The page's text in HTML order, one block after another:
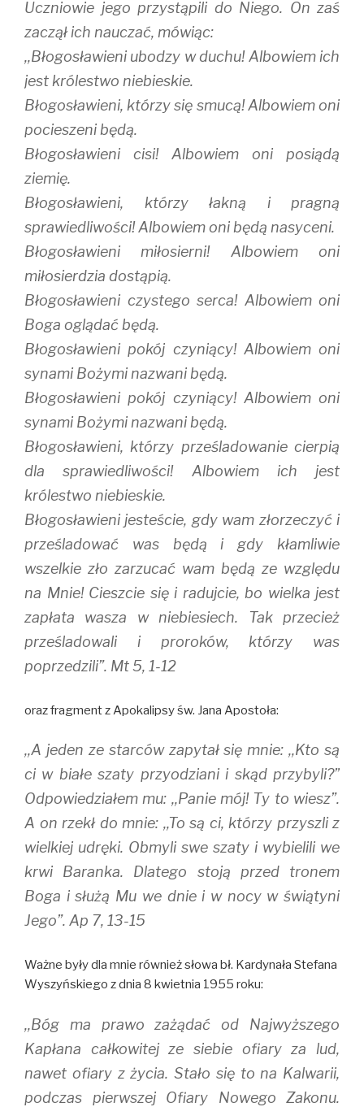
w
n
o
w
)
w
i
d
o
w
)
d
w
)
Uczniowie jego przystąpili do Niego. On zaś
zaczął ich nauczać, mówiąc:
,,Błogosławieni ubodzy w duchu! Albowiem ich
jest królestwo niebieskie.
Błogosławieni, którzy się smucą! Albowiem oni
pocieszeni będą.
Błogosławieni cisi! Albowiem oni posiądą
ziemię.
Błogosławieni, którzy łakną i pragną
sprawiedliwości! Albowiem oni będą nasyceni.
Błogosławieni miłosierni! Albowiem oni
miłosierdzia dostąpią.
Błogosławieni czystego serca! Albowiem oni
Boga oglądać będą.
Błogosławieni pokój czyniący! Albowiem oni
synami Bożymi nazwani będą.
Błogosławieni pokój czyniący! Albowiem oni
synami Bożymi nazwani będą.
Błogosławieni, którzy prześladowanie cierpią
dla sprawiedliwości! Albowiem ich jest
królestwo niebieskie.
Błogosławieni jesteście, gdy wam złorzeczyć i
prześladować was będą i gdy kłamliwie
wszelkie zło zarzucać wam będą ze względu
na Mnie! Cieszcie się i radujcie, bo wielka jest
zapłata wasza w niebiesiech. Tak przecież
prześladowali i proroków, którzy was
poprzedzili”. Mt 5, 1-12
oraz fragment z Apokalipsy św. Jana Apostoła:
,,A jeden ze starców zapytał się mnie: ,,Kto są
ci w białe szaty przyodziani i skąd przybyli?”
Odpowiedziałem mu: ,,Panie mój! Ty to wiesz”.
A on rzekł do mnie: ,,To są ci, którzy przyszli z
wielkiej udręki. Obmyli swe szaty i wybielili we
krwi Baranka. Dlatego stoją przed tronem
Boga i służą Mu we dnie i w nocy w świątyni
Jego”. Ap 7, 13-15
Ważne były dla mnie również słowa bł. Kardynała Stefana
Wyszyńskiego z dnia 8 kwietnia 1955 roku:
,,Bóg ma prawo zażądać od Najwyższego
Kapłana całkowitej ze siebie ofiary za lud,
nawet ofiary z życia. Stało się to na Kalwarii,
podczas pierwszej Ofiary Nowego Zakonu.